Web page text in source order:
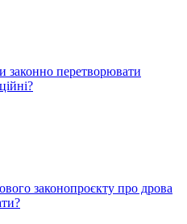
законно перетворювати
законопроєкту про дрова